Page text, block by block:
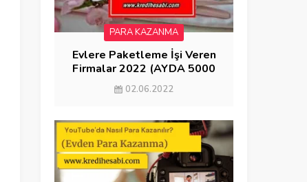
PARA KAZANMA
Evlere Paketleme İşi Veren
Firmalar 2022 (AYDA 5000
KAZAN)
02.06.2022